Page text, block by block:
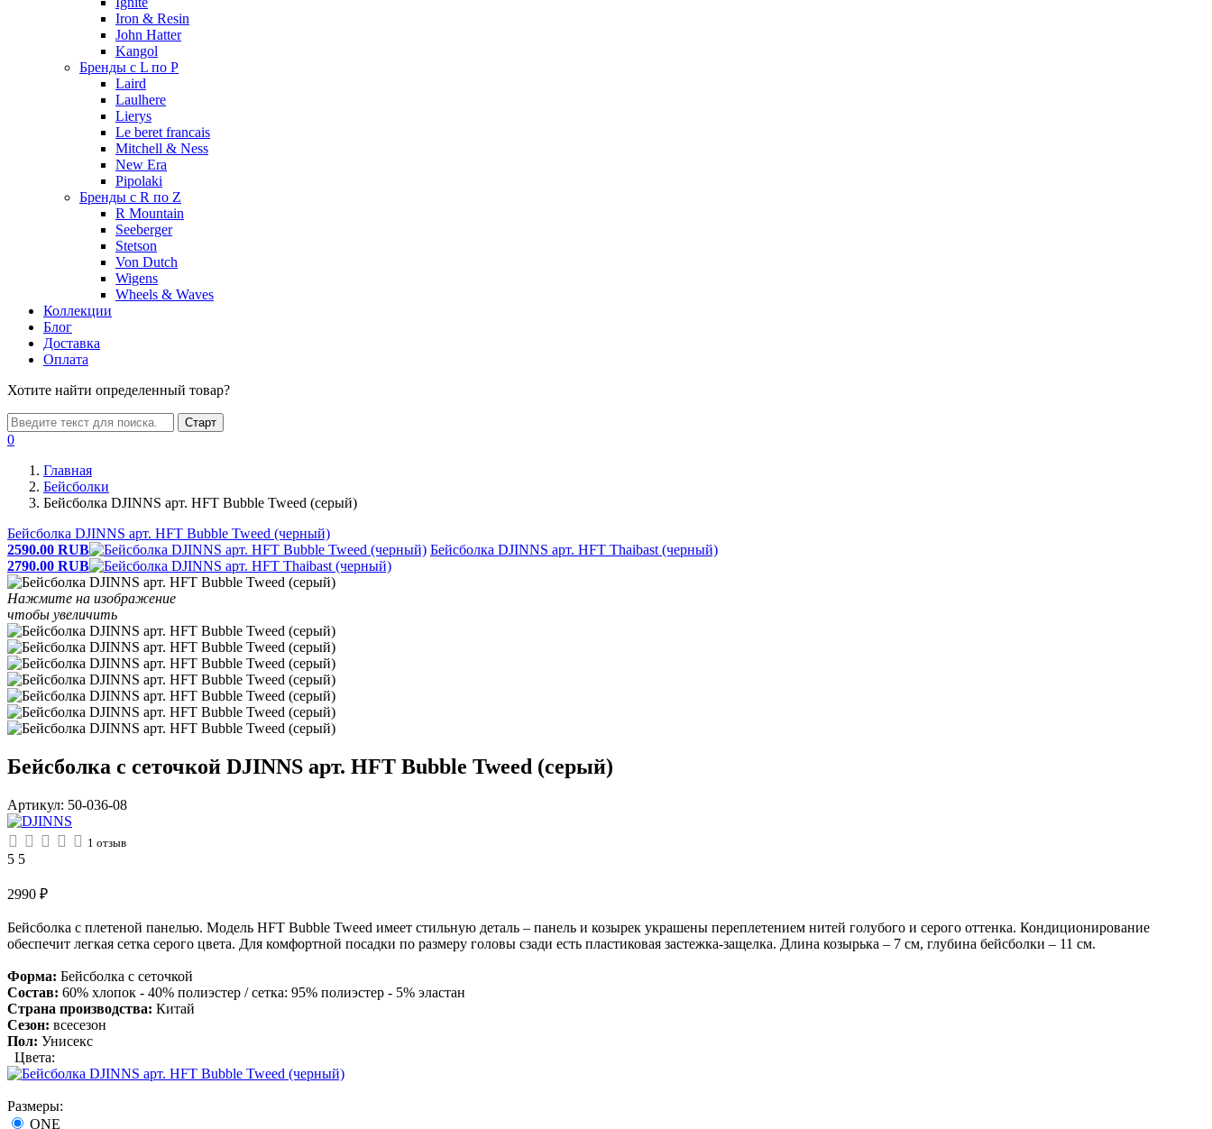
Iron & Resin
John Hatter
Kangol
Бренды с L по P
Laird
Laulhere
Lierys
Le beret francais
Mitchell & Ness
New Era
Pipolaki
Бренды с R по Z
R Mountain
Seeberger
Stetson
Von Dutch
Wigens
Wheels & Waves
Коллекции
Блог
Доставка
Оплата
Хотите найти определенный товар?
Старт
0
Главная
Бейсболки
Бейсболка DJINNS арт. HFT Bubble Tweed (серый)
Бейсболка DJINNS арт. HFT Bubble Tweed (черный)
2590.00 RUB
Бейсболка DJINNS арт. HFT Thaibast (черный)
2790.00 RUB
Нажмите на изображение
чтобы увеличить
Бейсболка с сеточкой DJINNS арт. HFT Bubble Tweed (серый)
Артикул: 50-036-08
1 отзыв
5 5
2990 ₽
Бейсболка с плетеной панелью. Модель HFT Bubble Tweed имеет стильную деталь – панель и козырек украшены переплетением нитей голубого и серого оттенка. Кондиционирование
обеспечит легкая сетка серого цвета. Для комфортной посадки по размеру головы сзади есть пластиковая застежка-защелка. Длина козырька – 7 см, глубина бейсболки – 11 см.
Форма: Бейсболка с сеточкой
Состав: 60% хлопок - 40% полиэстер / ceтка: 95% полиэстер - 5% эластан
Страна производства: Китай
Сезон: всесезон
Пол: Унисекс
Цвета:
Размеры:
ONE